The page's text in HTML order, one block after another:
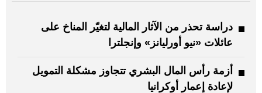
دراسة تحذر من الآثار المالية لتغيّر المناخ على
عائلات «نيو أورليانز» وإنجلترا
أزمة رأس المال البشري تتجاوز مشكلة التمويل
لإعادة إعمار أوكرانيا